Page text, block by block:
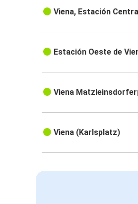
Viena, Estación
Estación Oeste de
Viena
Viena (Karlsplatz)